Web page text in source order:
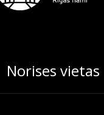
Norises vietas